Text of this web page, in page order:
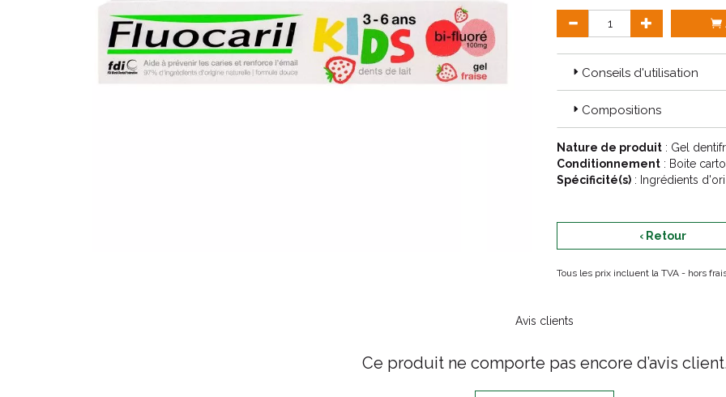
Conseils d'utilisation
Compositions
Nature de produit : Gel
Conditionnement : Boite
Spécificité(s) : Ingrédients
‹ Retour
Tous les prix incluent la TVA - hors
Avis clients
Ce produit ne comporte pas encore d’avis